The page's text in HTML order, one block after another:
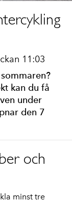
11:03
kan du få
under
den 7
och
minst tre